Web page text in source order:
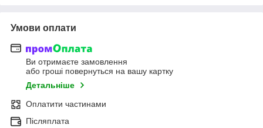
Умови оплати
Ви отримаєте замовлення
або гроші повернуться на вашу картку
Детальніше
Оплатити частинами
Післяплата